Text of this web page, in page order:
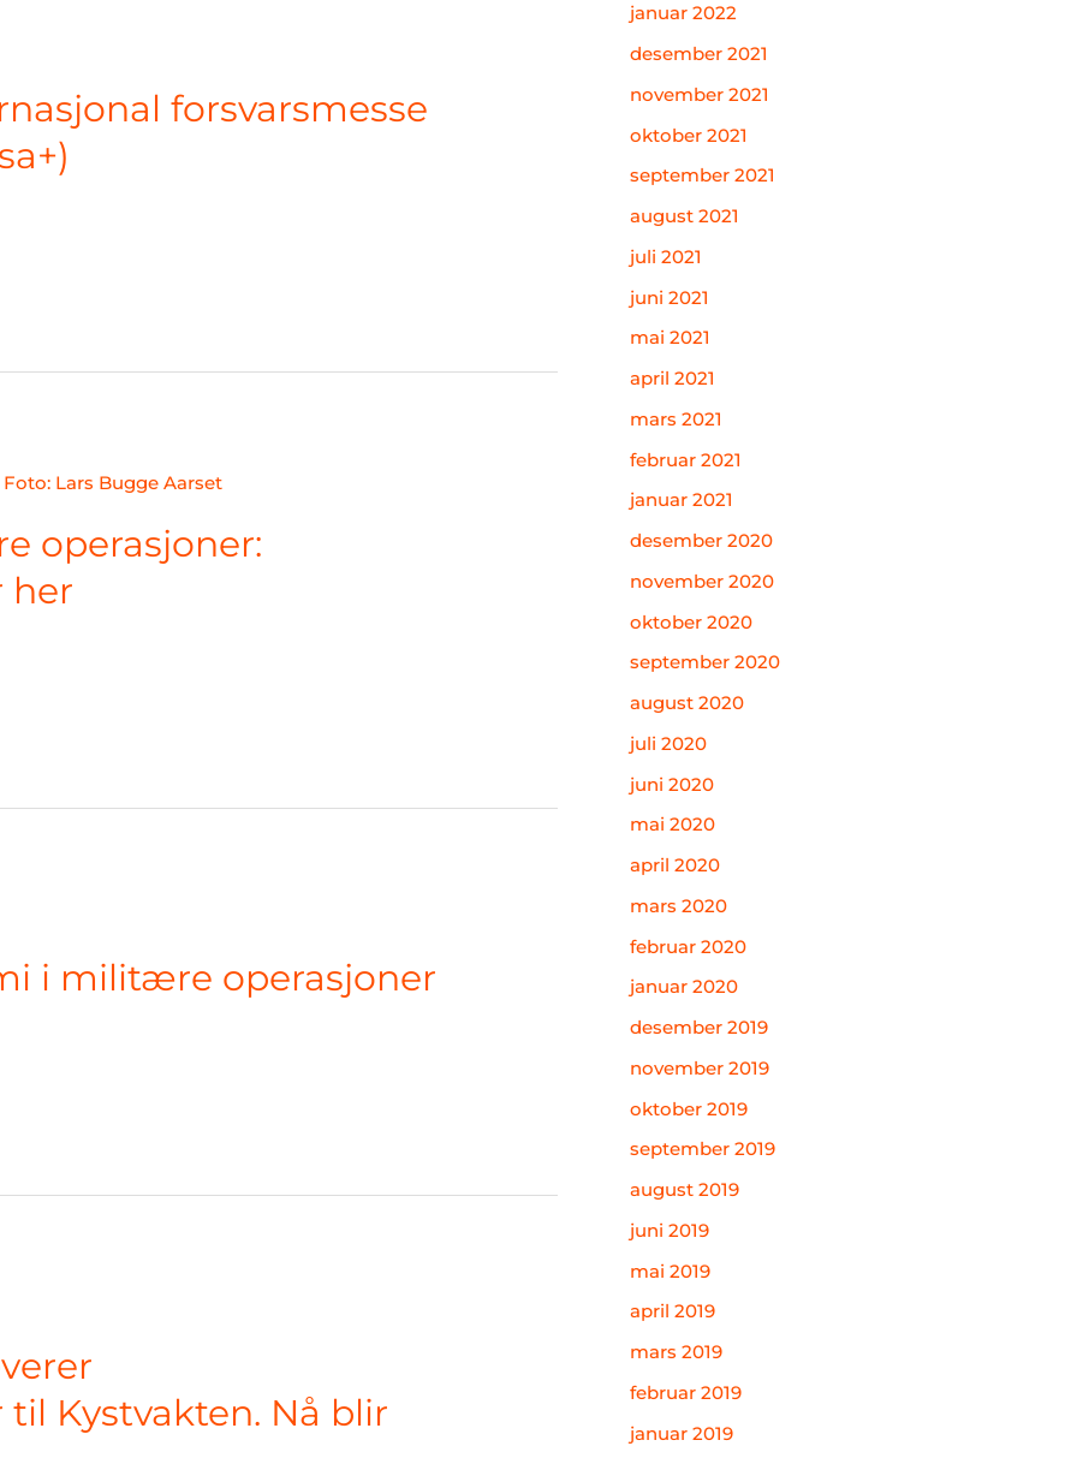
forsvarsmesse
operasjoner:
her
i militære operasjoner
Kystvakten. Nå blir
januar 2022
desember 2021
november 2021
oktober 2021
september 2021
august 2021
juli 2021
juni 2021
mai 2021
april 2021
mars 2021
februar 2021
januar 2021
desember 2020
november 2020
oktober 2020
september 2020
august 2020
juli 2020
juni 2020
mai 2020
april 2020
mars 2020
februar 2020
januar 2020
desember 2019
november 2019
oktober 2019
september 2019
august 2019
juni 2019
mai 2019
april 2019
mars 2019
februar 2019
januar 2019